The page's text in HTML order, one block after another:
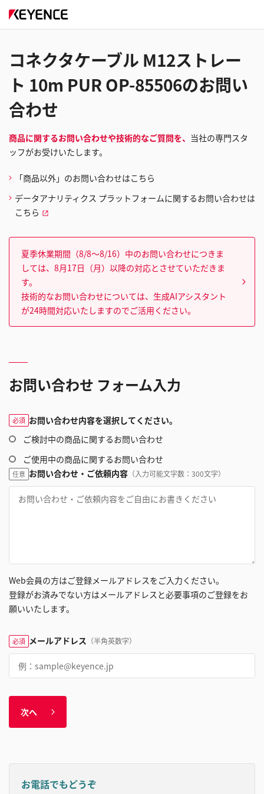
コネクタケーブル M12ストレー
ト 10m PUR OP-85506のお問い
合わせ
商品に関するお問い合わせや技術的なご質問を、 当社の専門スタ
ッフがお受けいたします。
「商品以外」のお問い合わせはこちら
データアナリティクス プラットフォームに関するお問い合わせは
こちら
夏季休業期間（8/8～8/16）中のお問い合わせにつきま
しては、8月17日（月）以降の対応とさせていただきま
す。
技術的なお問い合わせについては、生成AIアシスタント
が24時間対応いたしますのでご活用ください。
お問い合わせ フォーム入力
必須 お問い合わせ内容を選択してください。
ご検討中の商品に関するお問い合わせ
ご使用中の商品に関するお問い合わせ
任意 お問い合わせ・ご依頼内容 （入力可能文字数：300文字）
Web会員の方はご登録メールアドレスをご入力ください。
登録がお済みでない方はメールアドレスと必要事項のご登録をお
願いいたします。
必須 メールアドレス （半角英数字）
次へ
お電話でもどうぞ